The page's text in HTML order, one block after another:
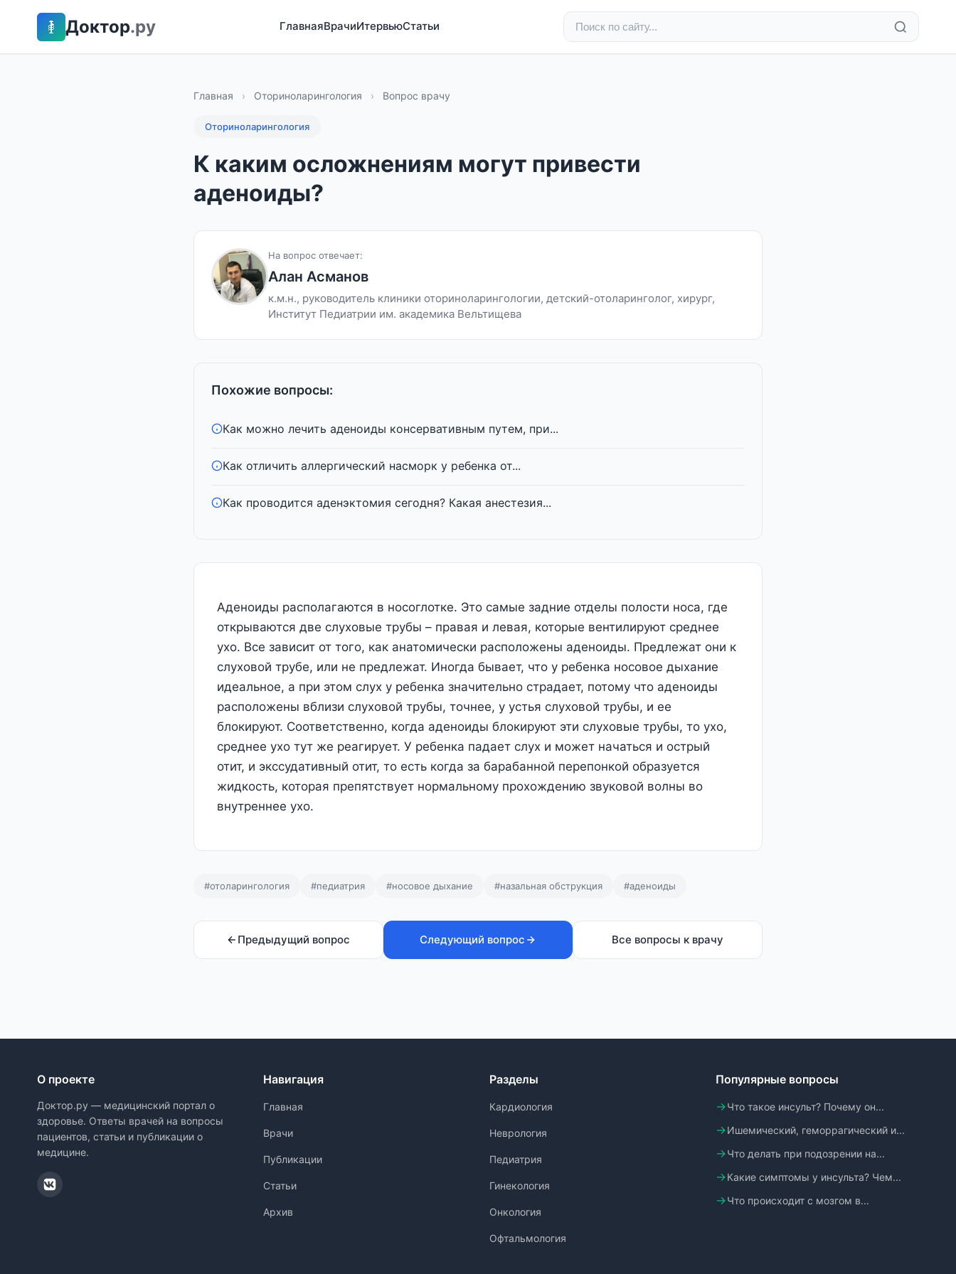
Доктор.ру ГлавнаяВрачиИтервьюСтатьи
Главная › Оториноларингология › Вопрос врачу
Оториноларингология
К каким осложнениям могут привести
аденоиды?
На вопрос отвечает:
Алан Асманов
к.м.н., руководитель клиники оториноларингологии, детский-отоларинголог, хирург,
Институт Педиатрии им. академика Вельтищева
Похожие вопросы:
Как можно лечить аденоиды консервативным путем, при...
Как отличить аллергический насморк у ребенка от...
Как проводится аденэктомия сегодня? Какая анестезия...
Аденоиды располагаются в носоглотке. Это самые задние отделы полости носа, где
открываются две слуховые трубы – правая и левая, которые вентилируют среднее
ухо. Все зависит от того, как анатомически расположены аденоиды. Предлежат они к
слуховой трубе, или не предлежат. Иногда бывает, что у ребенка носовое дыхание
идеальное, а при этом слух у ребенка значительно страдает, потому что аденоиды
расположены вблизи слуховой трубы, точнее, у устья слуховой трубы, и ее
блокируют. Соответственно, когда аденоиды блокируют эти слуховые трубы, то ухо,
среднее ухо тут же реагирует. У ребенка падает слух и может начаться и острый
отит, и экссудативный отит, то есть когда за барабанной перепонкой образуется
жидкость, которая препятствует нормальному прохождению звуковой волны во
внутреннее ухо.
#отоларингология #педиатрия #носовое дыхание #назальная обструкция #аденоиды
Предыдущий вопрос Следующий вопрос Все вопросы к врачу
О проекте
Доктор.ру — медицинский портал о
здоровье. Ответы врачей на вопросы
пациентов, статьи и публикации о
медицине.
Навигация
Главная
Врачи
Публикации
Статьи
Архив
Разделы
Кардиология
Неврология
Педиатрия
Гинекология
Онкология
Офтальмология
Популярные вопросы
Что такое инсульт? Почему он...
Ишемический, геморрагический и...
Что делать при подозрении на...
Какие симптомы у инсульта? Чем...
Что происходит с мозгом в...